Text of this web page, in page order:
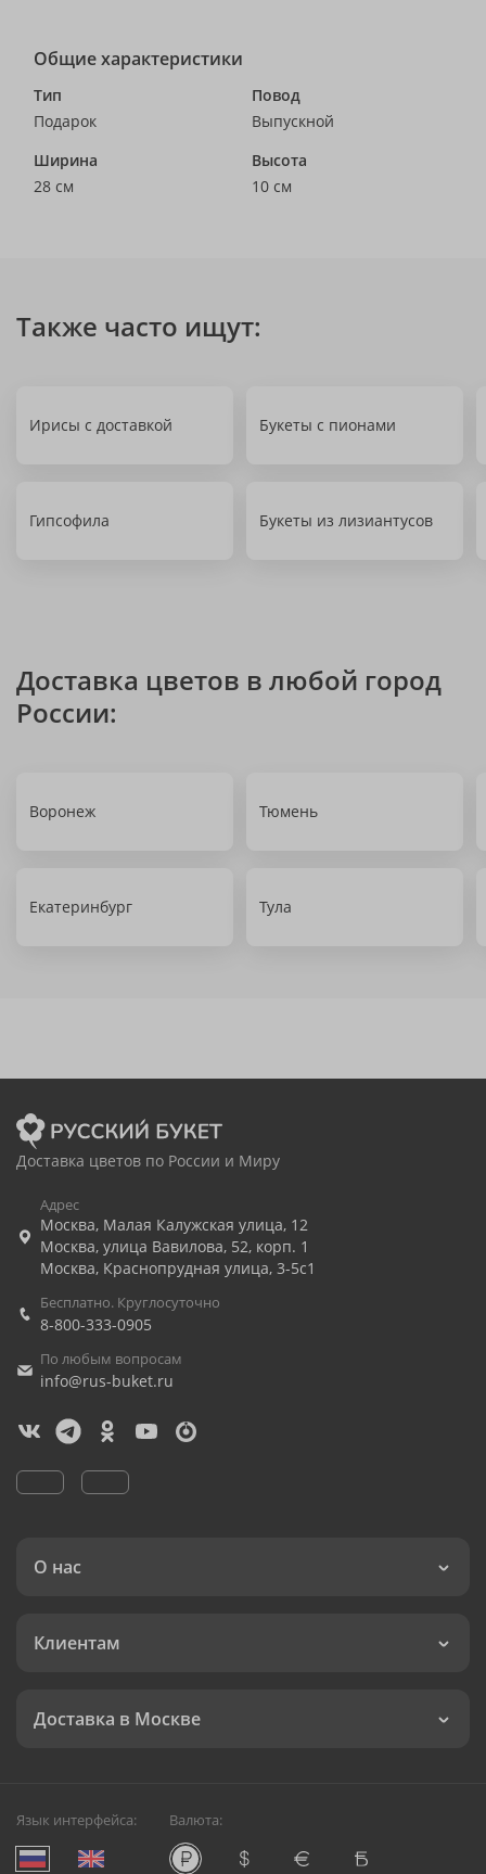
Общие характеристики
Тип
Подарок
Повод
Выпускной
Ширина
28 см
Высота
10 см
Также часто ищут:
Ирисы с доставкой Букеты с пионами
Гипсофила Букеты из лизиантусов
Доставка цветов в любой город
России:
Воронеж Тюмень
Екатеринбург Тула
Доставка цветов по России и Миру
Адрес
Москва, Малая Калужская улица, 12
Москва, улица Вавилова, 52, корп. 1
Москва, Краснопрудная улица, 3-5с1
Бесплатно. Круглосуточно
8-800-333-0905
По любым вопросам
info@rus-buket.ru
О нас
Клиентам
Доставка в Москве
Язык интерфейса: Валюта: